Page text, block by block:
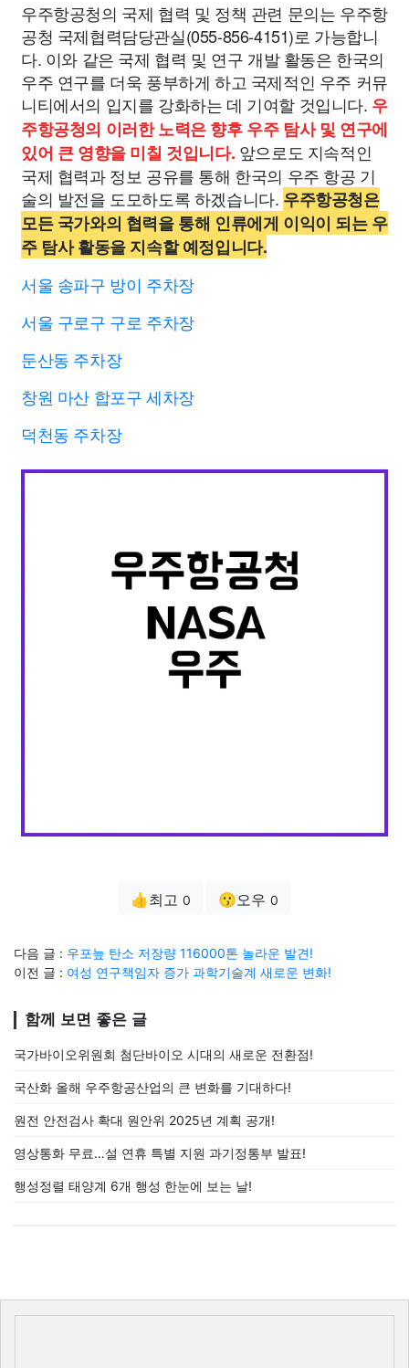
우주항공청의 국제 협력 및 정책 관련 문의는 우주항
공청 국제협력담당관실(055-856-4151)로 가능합니
다. 이와 같은 국제 협력 및 연구 개발 활동은 한국의
우주 연구를 더욱 풍부하게 하고 국제적인 우주 커뮤
니티에서의 입지를 강화하는 데 기여할 것입니다. 우
주항공청의 이러한 노력은 향후 우주 탐사 및 연구에
있어 큰 영향을 미칠 것입니다. 앞으로도 지속적인
국제 협력과 정보 공유를 통해 한국의 우주 항공 기
술의 발전을 도모하도록 하겠습니다. 우주항공청은
모든 국가와의 협력을 통해 인류에게 이익이 되는 우
주 탐사 활동을 지속할 예정입니다.
서울 송파구 방이 주차장
서울 구로구 구로 주차장
둔산동 주차장
창원 마산 합포구 세차장
덕천동 주차장
👍최고 0 😗오우 0
다음 글 : 우포늪 탄소 저장량 116000톤 놀라운 발견!
이전 글 : 여성 연구책임자 증가 과학기술계 새로운 변화!
함께 보면 좋은 글
국가바이오위원회 첨단바이오 시대의 새로운 전환점!
국산화 올해 우주항공산업의 큰 변화를 기대하다!
원전 안전검사 확대 원안위 2025년 계획 공개!
영상통화 무료…설 연휴 특별 지원 과기정통부 발표!
행성정렬 태양계 6개 행성 한눈에 보는 날!